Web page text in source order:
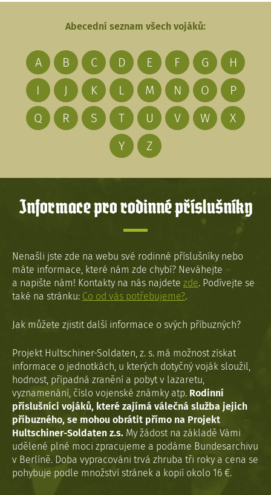
Abecední seznam všech vojáků:
A B C D E F G
H
I
J K L M N O
P
Q
R S T U V W
X
Y
Z
Informace pro rodinné příslušníky
Nenašli jste zde na webu své rodinné příslušníky nebo
máte informace, které nám zde chybí? Neváhejte
a napište nám! Kontakty na nás najdete zde. Podívejte se
také na stránku: Co od vás potřebujeme?.
Jak můžete zjistit další informace o svých příbuzných?
Projekt Hultschiner-Soldaten, z. s. má možnost získat
informace o jednotkách, u kterých dotyčný voják sloužil,
hodnost, případná zranění a pobyt v lazaretu,
vyznamenání, číslo vojenské známky atp. Rodinní
příslušníci vojáků, které zajímá válečná služba jejich
příbuzného, se mohou obrátit přímo na Projekt
Hultschiner-Soldaten z.s. My žádost na základě Vámi
udělené plné moci zpracujeme a podáme Bundesarchivu
v Berlíně. Doba vypracováni trvá zhruba tři roky a cena se
pohybuje podle množství stránek a kopií okolo 16 €.